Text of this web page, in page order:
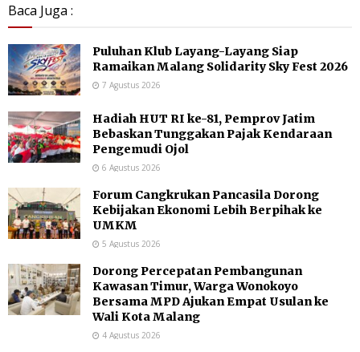
Baca Juga :
Puluhan Klub Layang-Layang Siap
Ramaikan Malang Solidarity Sky Fest 2026
7 Agustus 2026
Hadiah HUT RI ke-81, Pemprov Jatim
Bebaskan Tunggakan Pajak Kendaraan
Pengemudi Ojol
6 Agustus 2026
Forum Cangkrukan Pancasila Dorong
Kebijakan Ekonomi Lebih Berpihak ke
UMKM
5 Agustus 2026
Dorong Percepatan Pembangunan
Kawasan Timur, Warga Wonokoyo
Bersama MPD Ajukan Empat Usulan ke
Wali Kota Malang
4 Agustus 2026